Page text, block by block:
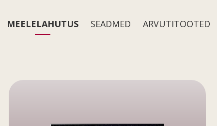
MEELELAHUTUS SEADMED ARVUTITOOTED